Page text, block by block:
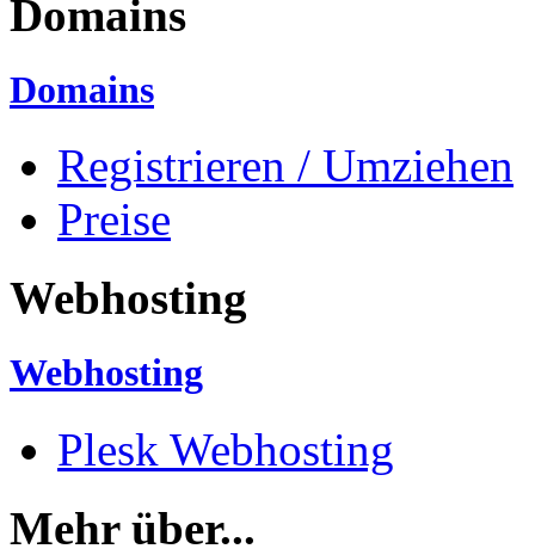
Domains
Domains
Registrieren / Umziehen
Preise
Webhosting
Webhosting
Plesk Webhosting
Mehr über...